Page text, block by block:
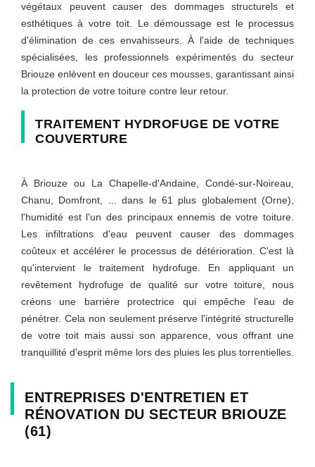
végétaux peuvent causer des dommages structurels et
esthétiques à votre toit. Le démoussage est le processus
d'élimination de ces envahisseurs. À l'aide de techniques
spécialisées, les professionnels expérimentés du secteur
Briouze enlèvent en douceur ces mousses, garantissant ainsi
la protection de votre toiture contre leur retour.
TRAITEMENT HYDROFUGE DE VOTRE
COUVERTURE
À Briouze ou La Chapelle-d'Andaine, Condé-sur-Noireau,
Chanu, Domfront, ... dans le 61 plus globalement (Orne),
l'humidité est l'un des principaux ennemis de votre toiture.
Les infiltrations d'eau peuvent causer des dommages
coûteux et accélérer le processus de détérioration. C'est là
qu'intervient le traitement hydrofuge. En appliquant un
revêtement hydrofuge de qualité sur votre toiture, nous
créons une barrière protectrice qui empêche l'eau de
pénétrer. Cela non seulement préserve l'intégrité structurelle
de votre toit mais aussi son apparence, vous offrant une
tranquillité d'esprit même lors des pluies les plus torrentielles.
ENTREPRISES D'ENTRETIEN ET
RÉNOVATION DU SECTEUR BRIOUZE
(61)